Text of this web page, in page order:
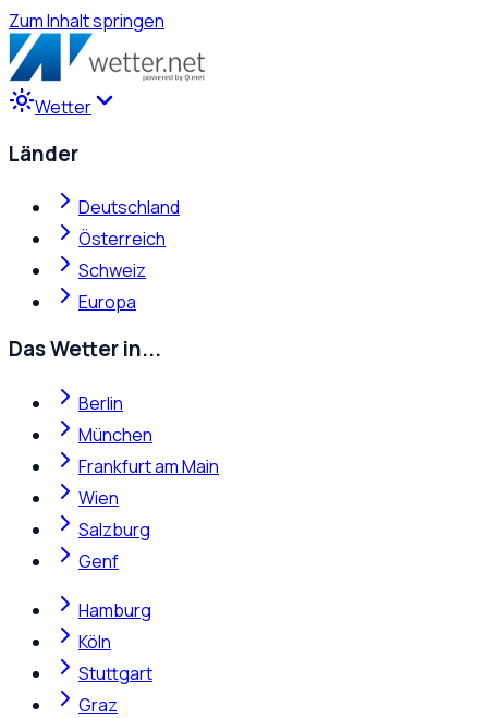
Zum Inhalt springen
Wetter
Länder
Deutschland
Österreich
Schweiz
Europa
Das Wetter in...
Berlin
München
Frankfurt am Main
Wien
Salzburg
Genf
Hamburg
Köln
Stuttgart
Graz